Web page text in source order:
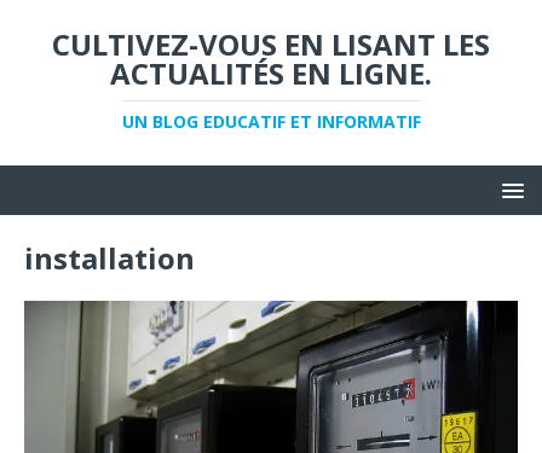
CULTIVEZ-VOUS EN LISANT LES
ACTUALITÉS EN LIGNE.
UN BLOG EDUCATIF ET INFORMATIF
installation